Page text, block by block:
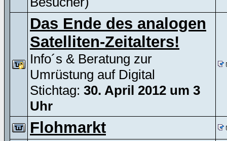
Das Ende des analogen
Satelliten-Zeitalters!
Info´s & Beratung zur
Umrüstung auf Digital
Stichtag: 30. April 2012 um 3
Uhr
Flohmarkt